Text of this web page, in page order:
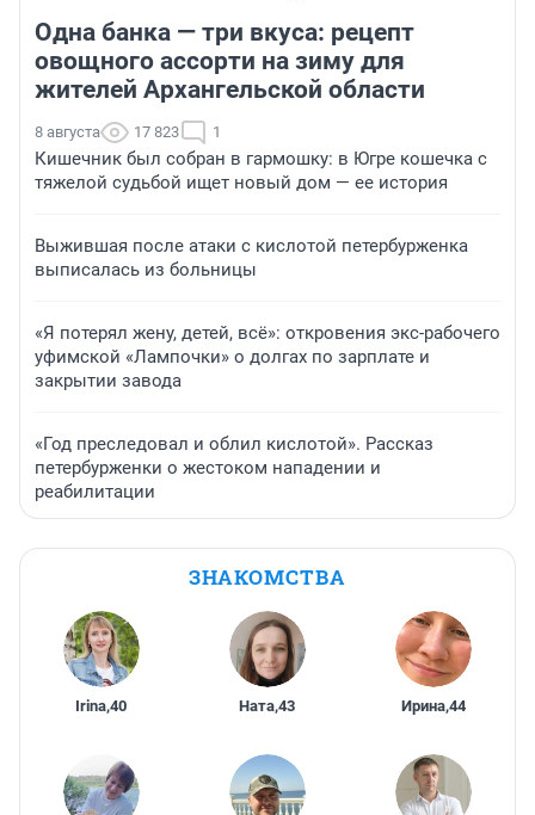
Одна банка — три вкуса: рецепт
овощного ассорти на зиму для
жителей Архангельской области
8 августа 17 823 1
Кишечник был собран в гармошку: в Югре кошечка с
тяжелой судьбой ищет новый дом — ее история
Выжившая после атаки с кислотой петербурженка
выписалась из больницы
«Я потерял жену, детей, всё»: откровения экс-рабочего
уфимской «Лампочки» о долгах по зарплате и
закрытии завода
«Год преследовал и облил кислотой». Рассказ
петербурженки о жестоком нападении и
реабилитации
ЗНАКОМСТВА
Irina,40 Ната,43 Ирина,44